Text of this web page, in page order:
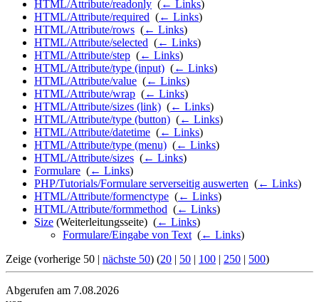
HTML/Attribute/readonly (← Links)
HTML/Attribute/required (← Links)
HTML/Attribute/rows (← Links)
HTML/Attribute/selected (← Links)
HTML/Attribute/step (← Links)
HTML/Attribute/type (input) (← Links)
HTML/Attribute/value (← Links)
HTML/Attribute/wrap (← Links)
HTML/Attribute/sizes (link) (← Links)
HTML/Attribute/type (button) (← Links)
HTML/Attribute/datetime (← Links)
HTML/Attribute/type (menu) (← Links)
HTML/Attribute/sizes (← Links)
Formulare (← Links)
PHP/Tutorials/Formulare serverseitig auswerten (← Links)
HTML/Attribute/formenctype (← Links)
HTML/Attribute/formmethod (← Links)
Size (Weiterleitungsseite) ‎ (← Links)
Formulare/Eingabe von Text (← Links)
Zeige (vorherige 50 | nächste 50) (20 | 50 | 100 | 250 | 500)
Abgerufen am 7.08.2026